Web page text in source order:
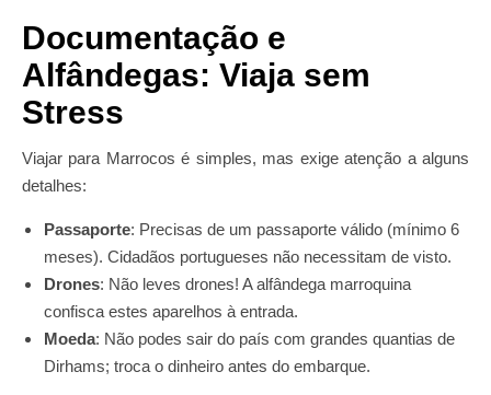
Documentação e
Alfândegas: Viaja sem
Stress
Viajar para Marrocos é simples, mas exige atenção a alguns
detalhes:
Passaporte: Precisas de um passaporte válido (mínimo 6
meses). Cidadãos portugueses não necessitam de visto.
Drones: Não leves drones! A alfândega marroquina
confisca estes aparelhos à entrada.
Moeda: Não podes sair do país com grandes quantias de
Dirhams; troca o dinheiro antes do embarque.